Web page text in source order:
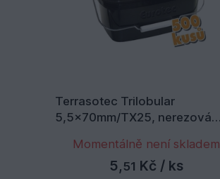
Terrasotec Trilobular
5,5x70mm/TX25, nerezová
Momentálně není skladem
5, 51 Kč / ks